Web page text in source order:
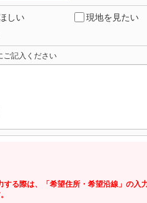
しい
現地を見たい
ご記入ください
る際は、「希望住所・希望沿線」の入